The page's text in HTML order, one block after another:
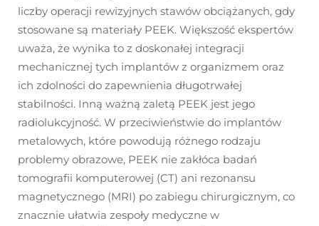
liczby operacji rewizyjnych stawów obciążanych, gdy
stosowane są materiały PEEK. Większość ekspertów
uważa, że wynika to z doskonałej integracji
mechanicznej tych implantów z organizmem oraz
ich zdolności do zapewnienia długotrwałej
stabilności. Inną ważną zaletą PEEK jest jego
radiolukcyjność. W przeciwieństwie do implantów
metalowych, które powodują różnego rodzaju
problemy obrazowe, PEEK nie zakłóca badań
tomografii komputerowej (CT) ani rezonansu
magnetycznego (MRI) po zabiegu chirurgicznym, co
znacznie ułatwia zespoły medyczne w